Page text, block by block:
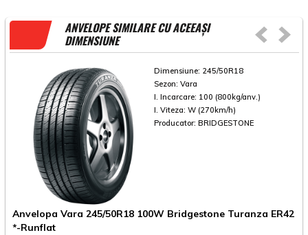
ANVELOPE SIMILARE CU ACEEAȘI
DIMENSIUNE
Dimensiune: 245/50R18
Sezon: Vara
I. Incarcare: 100 (800kg/anv.)
I. Viteza: W (270km/h)
Producator: BRIDGESTONE
Anvelopa Vara 245/50R18 100W Bridgestone Turanza ER42
*-Runflat